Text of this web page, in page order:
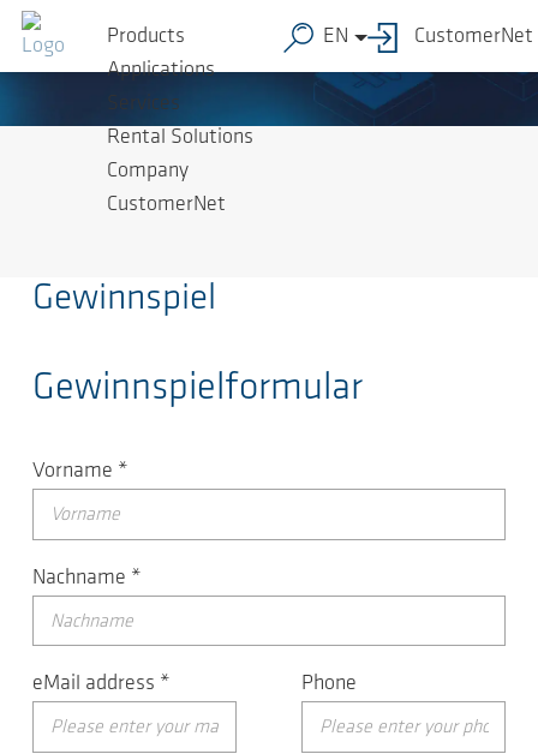
Skip to main content
Products
Applications
Services
Rental Solutions
Company
CustomerNet
EN CustomerNet
Gewinnspiel
Gewinnspielformular
Vorname *
Nachname *
eMail address * Phone